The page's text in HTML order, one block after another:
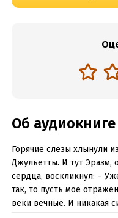
Об аудиокниге
Горячие слезы хлынули
Джульетты. И тут Эразм,
сердца, воскликнул: –
так, то пусть мое
веки вечные. И никакая